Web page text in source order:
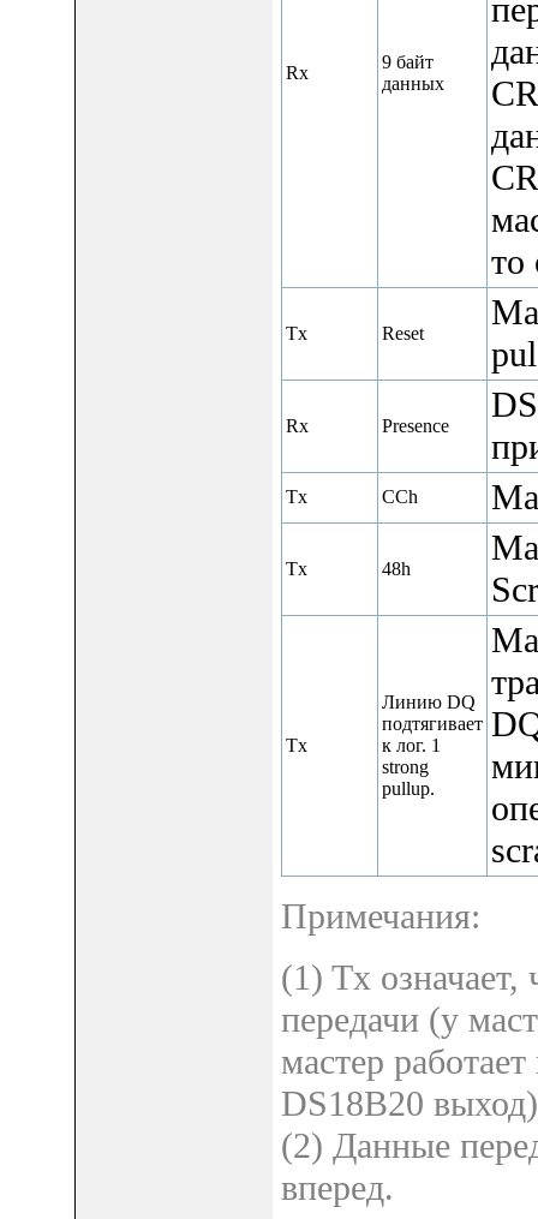
Rx
9 байт
данных
то
Tx Reset
Rx Presence
Tx CCh
Tx 48h
Tx
Линию DQ
подтягивает
к лог. 1
strong
pullup.
Примечания:
(1) Tx означает,
передачи (у
мастер
DS18B20
(2) Данные
вперед.